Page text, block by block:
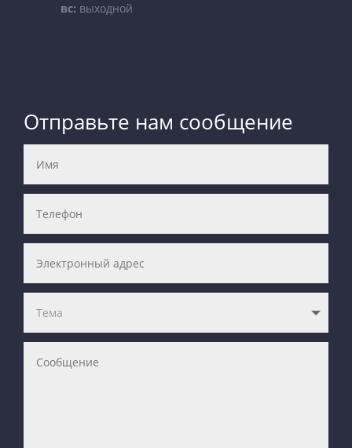
вс: выходной
Отправьте нам сообщение